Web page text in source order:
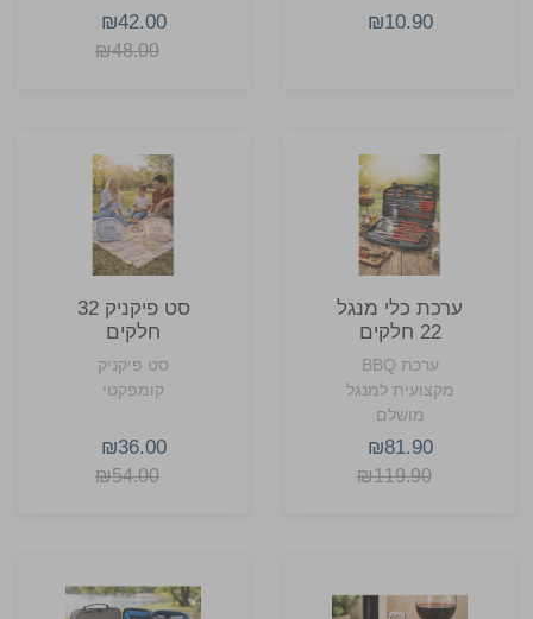
₪10.90
₪42.00
₪48.00
ערכת כלי מנגל
22 חלקים
ערכת BBQ
מקצועית למנגל
מושלם
₪81.90
₪119.90
סט פיקניק 32
חלקים
סט פיקניק
קומפקטי
₪36.00
₪54.00